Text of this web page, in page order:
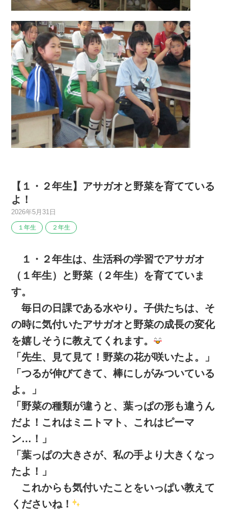
【１・２年生】アサガオと野菜を育てている
よ！
2026年5月31日
１年生 ２年生
１・２年生は、生活科の学習でアサガオ
（１年生）と野菜（２年生）を育てていま
す。
毎日の日課である水やり。子供たちは、そ
の時に気付いたアサガオと野菜の成長の変化
を嬉しそうに教えてくれます。
「先生、見て見て！野菜の花が咲いたよ。」
「つるが伸びてきて、棒にしがみついている
よ。」
「野菜の種類が違うと、葉っぱの形も違うん
だよ！これはミニトマト、これはピーマ
ン…！」
「葉っぱの大きさが、私の手より大きくなっ
たよ！」
これからも気付いたことをいっぱい教えて
くださいね！